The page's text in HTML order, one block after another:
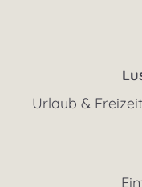
Urlaub &